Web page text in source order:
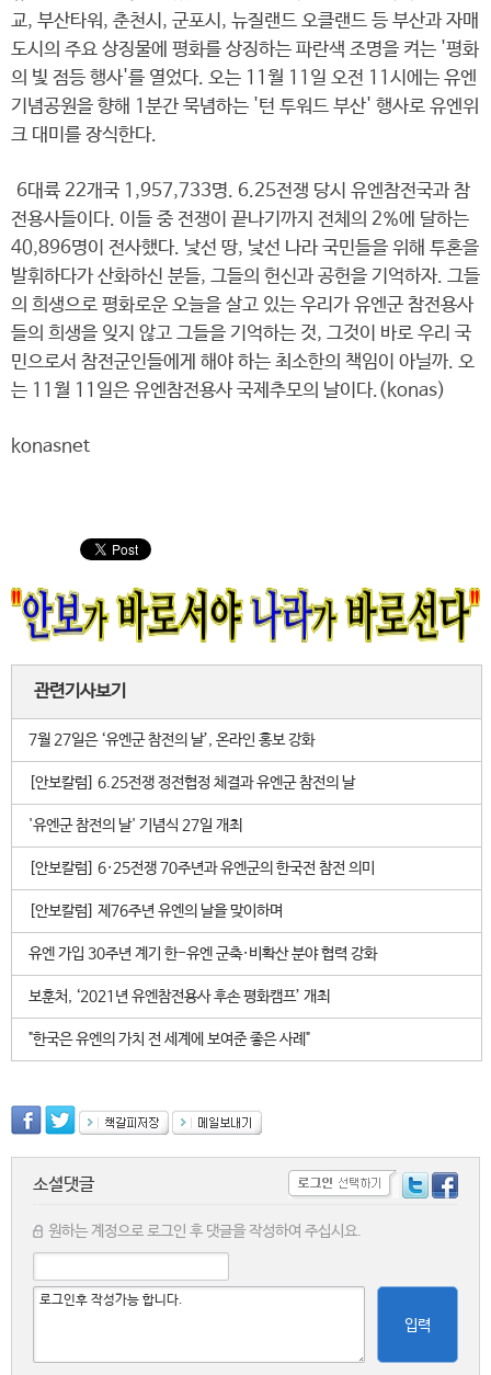
교, 부산타워, 춘천시, 군포시, 뉴질랜드 오클랜드 등 부산과 자매
도시의 주요 상징물에 평화를 상징하는 파란색 조명을 켜는 '평화
의 빛 점등 행사'를 열었다. 오는 11월 11일 오전 11시에는 유엔
기념공원을 향해 1분간 묵념하는 '턴 투워드 부산' 행사로 유엔위
크 대미를 장식한다.
6대륙 22개국 1,957,733명. 6.25전쟁 당시 유엔참전국과 참
전용사들이다. 이들 중 전쟁이 끝나기까지 전체의 2%에 달하는
40,896명이 전사했다. 낯선 땅, 낯선 나라 국민들을 위해 투혼을
발휘하다가 산화하신 분들, 그들의 헌신과 공헌을 기억하자. 그들
의 희생으로 평화로운 오늘을 살고 있는 우리가 유엔군 참전용사
들의 희생을 잊지 않고 그들을 기억하는 것, 그것이 바로 우리 국
민으로서 참전군인들에게 해야 하는 최소한의 책임이 아닐까. 오
는 11월 11일은 유엔참전용사 국제추모의 날이다.(konas)
konasnet
관련기사보기
7월 27일은 ‘유엔군 참전의 날’, 온라인 홍보 강화
[안보칼럼] 6.25전쟁 정전협정 체결과 유엔군 참전의 날
'유엔군 참전의 날' 기념식 27일 개최
[안보칼럼] 6·25전쟁 70주년과 유엔군의 한국전 참전 의미
[안보칼럼] 제76주년 유엔의 날을 맞이하며
유엔 가입 30주년 계기 한-유엔 군축·비확산 분야 협력 강화
보훈처, ‘2021년 유엔참전용사 후손 평화캠프’ 개최
"한국은 유엔의 가치 전 세계에 보여준 좋은 사례"
소셜댓글
원하는 계정으로 로그인 후 댓글을 작성하여 주십시요.
입력